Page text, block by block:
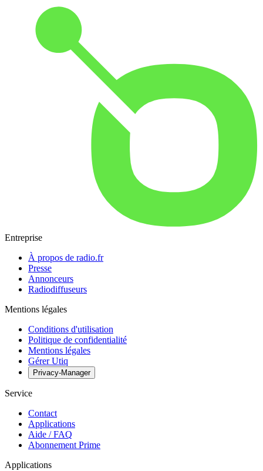
Entreprise
À propos de radio.fr
Presse
Annonceurs
Radiodiffuseurs
Mentions légales
Conditions d'utilisation
Politique de confidentialité
Mentions légales
Gérer Utiq
Privacy-Manager
Service
Contact
Applications
Aide / FAQ
Abonnement Prime
Applications